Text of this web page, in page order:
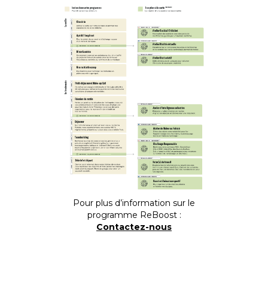
Pour plus d’information sur le
programme ReBoost :
Contactez-nous